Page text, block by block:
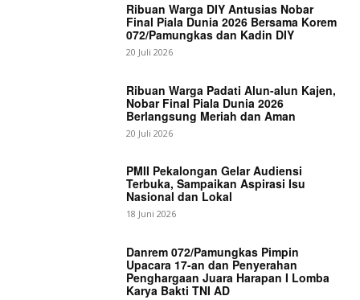
Ribuan Warga DIY Antusias Nobar
Final Piala Dunia 2026 Bersama Korem
072/Pamungkas dan Kadin DIY
20 Juli 2026
Ribuan Warga Padati Alun-alun Kajen,
Nobar Final Piala Dunia 2026
Berlangsung Meriah dan Aman
20 Juli 2026
PMII Pekalongan Gelar Audiensi
Terbuka, Sampaikan Aspirasi Isu
Nasional dan Lokal
18 Juni 2026
Danrem 072/Pamungkas Pimpin
Upacara 17-an dan Penyerahan
Penghargaan Juara Harapan I Lomba
Karya Bakti TNI AD